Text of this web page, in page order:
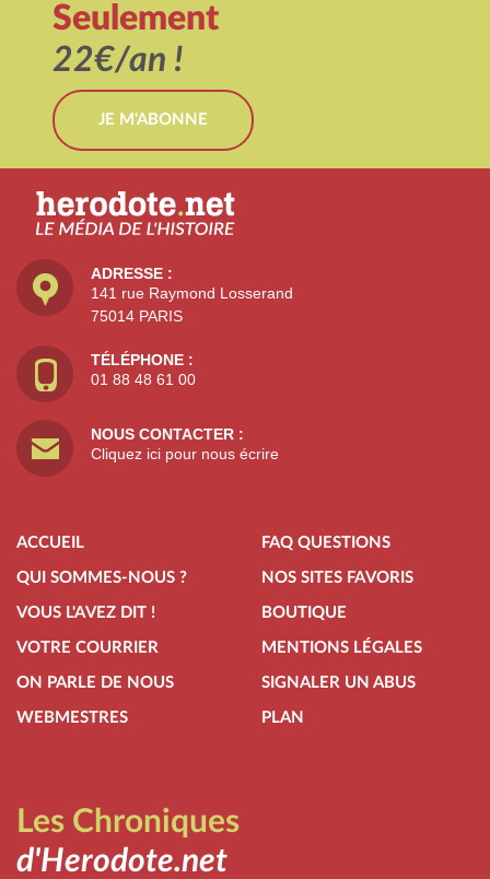
Seulement
22€/an !
JE M'ABONNE
ADRESSE :
141 rue Raymond Losserand
75014 PARIS
TÉLÉPHONE :
01 88 48 61 00
NOUS CONTACTER :
Cliquez ici pour nous écrire
ACCUEIL
QUI SOMMES-NOUS ?
VOUS L'AVEZ DIT !
VOTRE COURRIER
ON PARLE DE NOUS
WEBMESTRES
FAQ QUESTIONS
NOS SITES FAVORIS
BOUTIQUE
MENTIONS LÉGALES
SIGNALER UN ABUS
PLAN
Les Chroniques
d'Herodote.net